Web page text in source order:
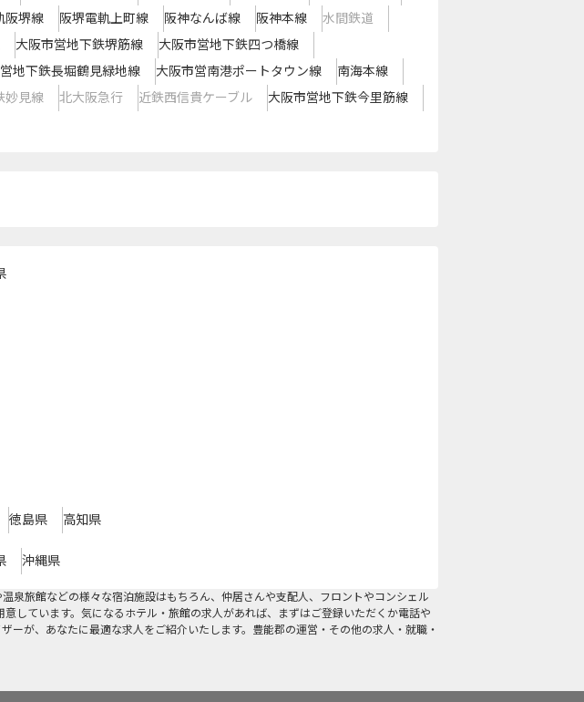
阪堺線 阪堺電軌上町線 阪神なんば線 阪神本線
水間鉄道
大阪市営地下鉄堺筋線
大阪市営地下鉄四つ橋線
地下鉄長堀鶴見緑地線 大阪市営南港ポートタウン線
南海本線
妙見線 北大阪急行 近鉄西信貴ケーブル
大阪市営地下鉄今里筋線
徳島県 高知県
沖縄県
泉旅館などの様々な宿泊施設はもちろん、仲居さんや支配人、フロントやコンシェル
しています。気になるホテル・旅館の求人があれば、まずはご登録いただくか電話や
が、あなたに最適な求人をご紹介いたします。豊能郡の運営・その他の求人・就職・